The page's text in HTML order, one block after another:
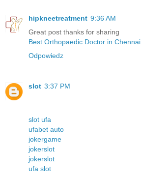
hipkneetreatment 9:36 AM
Great post thanks for sharing
Best Orthopaedic Doctor in Chennai
Odpowiedz
slot 3:37 PM
slot ufa
ufabet auto
jokergame
jokerslot
jokerslot
ufa slot